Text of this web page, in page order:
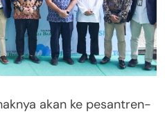
akan ke pesantren-